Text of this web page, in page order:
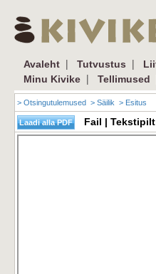
Avaleht | Tutvustus |
Minu Kivike | Tellimused
> Otsingutulemused > Säilik > Esitus
Fail | Tekstipilt